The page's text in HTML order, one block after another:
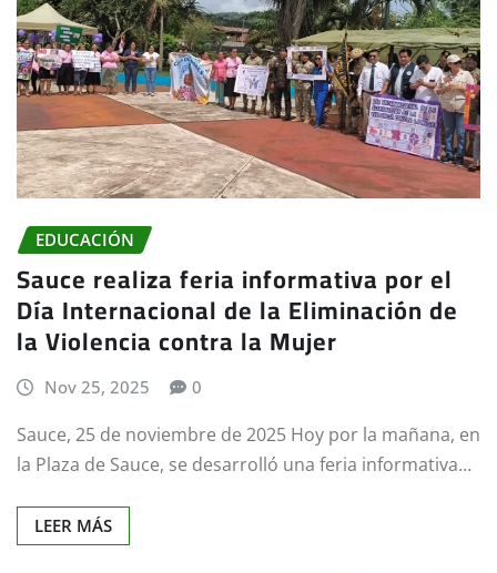
EDUCACIÓN
Sauce realiza feria informativa por el
Día Internacional de la Eliminación de
la Violencia contra la Mujer
Nov 25, 2025 0
Sauce, 25 de noviembre de 2025 Hoy por la mañana, en
la Plaza de Sauce, se desarrolló una feria informativa…
LEER MÁS